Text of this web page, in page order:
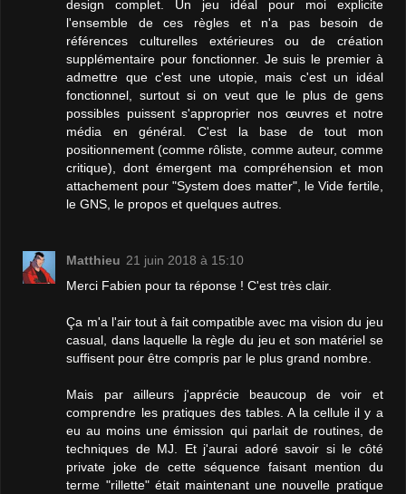
design complet. Un jeu idéal pour moi explicite
l'ensemble de ces règles et n'a pas besoin de
références culturelles extérieures ou de création
supplémentaire pour fonctionner. Je suis le premier à
admettre que c'est une utopie, mais c'est un idéal
fonctionnel, surtout si on veut que le plus de gens
possibles puissent s'approprier nos œuvres et notre
média en général. C'est la base de tout mon
positionnement (comme rôliste, comme auteur, comme
critique), dont émergent ma compréhension et mon
attachement pour "System does matter", le Vide fertile,
le GNS, le propos et quelques autres.
Matthieu 21 juin 2018 à 15:10
Merci Fabien pour ta réponse ! C'est très clair.
Ça m'a l'air tout à fait compatible avec ma vision du jeu
casual, dans laquelle la règle du jeu et son matériel se
suffisent pour être compris par le plus grand nombre.
Mais par ailleurs j'apprécie beaucoup de voir et
comprendre les pratiques des tables. A la cellule il y a
eu au moins une émission qui parlait de routines, de
techniques de MJ. Et j'aurai adoré savoir si le côté
private joke de cette séquence faisant mention du
terme "rillette" était maintenant une nouvelle pratique